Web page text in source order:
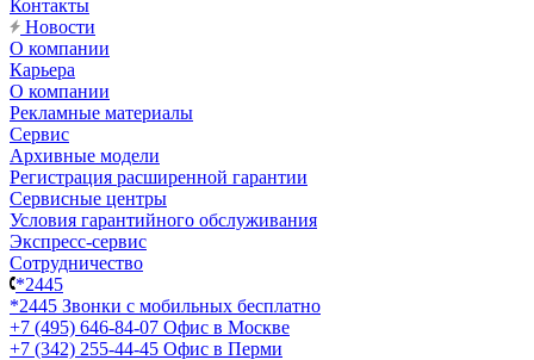
Контакты
Новости
О компании
Карьера
О компании
Рекламные материалы
Сервис
Архивные модели
Регистрация расширенной гарантии
Сервисные центры
Условия гарантийного обслуживания
Экспресс-сервис
Сотрудничество
*2445
*2445 Звонки с мобильных бесплатно
+7 (495) 646-84-07 Офис в Москве
+7 (342) 255-44-45 Офис в Перми